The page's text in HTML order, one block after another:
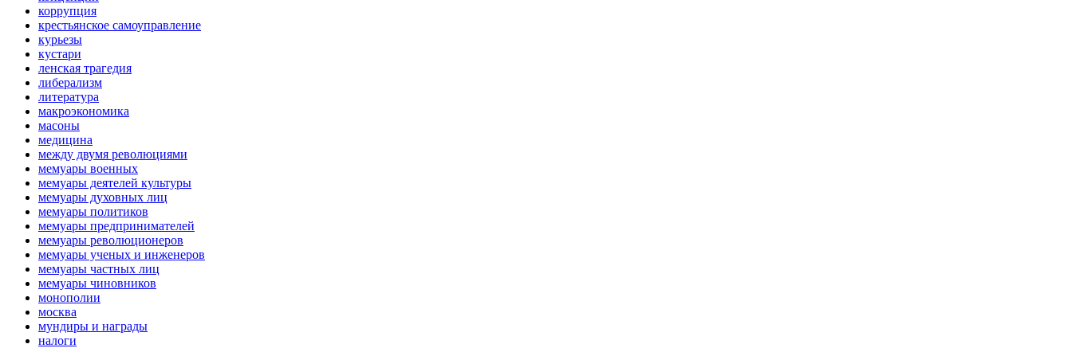
коррупция
крестьянское самоуправление
курьезы
кустари
ленская трагедия
либерализм
литература
макроэкономика
масоны
медицина
между двумя революциями
мемуары военных
мемуары деятелей культуры
мемуары духовных лиц
мемуары политиков
мемуары предпринимателей
мемуары революционеров
мемуары ученых и инженеров
мемуары частных лиц
мемуары чиновников
монополии
москва
мундиры и награды
налоги